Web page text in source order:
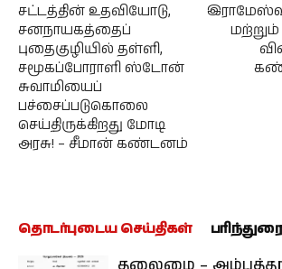
சட்டத்தின் உதவியோடு,
சனநாயகத்தைப்
புதைகுழியில் தள்ளி,
சமூகப்போராளி ஸ்டோன்
சுவாமியைப்
பச்சைப்படுகொலை
செய்திருக்கிறது மோடி
அரசு! – சீமான் கண்டனம்
தொடர்புடைய செய்திகள்